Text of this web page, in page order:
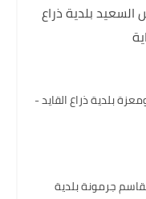
بلدية ذراع
بلدية ذراع القايد -
جرمونة بلدية